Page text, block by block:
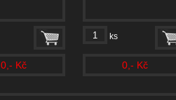
0,- Kč
ks
0,- Kč